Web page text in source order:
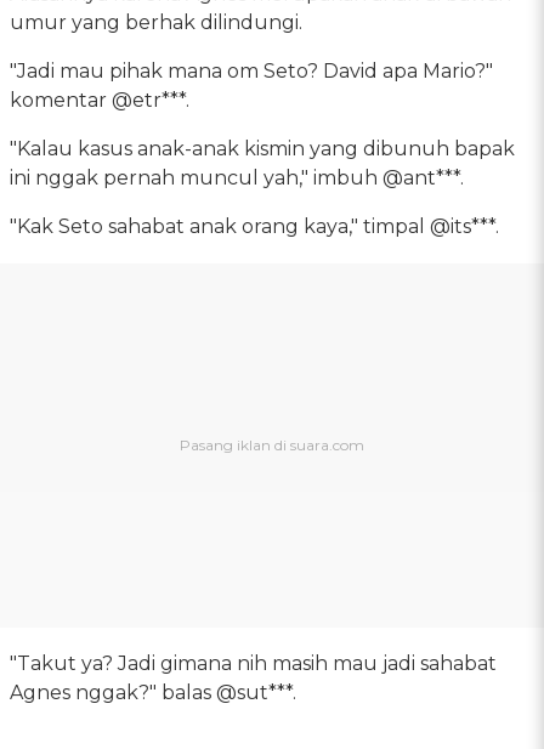
umur yang berhak dilindungi.
"Jadi mau pihak mana om Seto? David apa Mario?"
komentar @etr***.
"Kalau kasus anak-anak kismin yang dibunuh bapak
ini nggak pernah muncul yah," imbuh @ant***.
"Kak Seto sahabat anak orang kaya," timpal @its***.
"Takut ya? Jadi gimana nih masih mau jadi sahabat
Agnes nggak?" balas @sut***.